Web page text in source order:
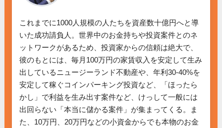
これまでに1000人規模の人たちを資産数十億円へと導
いた成功請負人。世界中のお金持ちや投資案件とのネ
ットワークがあるため、投資家からの信頼は絶大で、
彼のもとには、毎月100万円の家賃収入を安定して生み
出しているニュージーランド不動産や、年利30-40%を
安定して稼ぐコインパーキング投資など、「ほったら
かし」で利益を生み出す案件など、けっして一般には
出回らない「本当に儲かる案件」が集まってくる。ま
た、10万円、20万円などの小資金からでも本物のお金